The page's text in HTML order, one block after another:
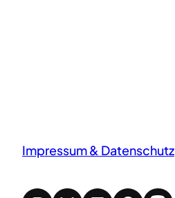
Impressum & Datenschutz